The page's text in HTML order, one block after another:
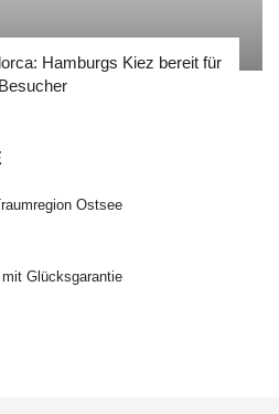
Hamburgs Kiez bereit für
Besucher
Ostsee
Glücksgarantie